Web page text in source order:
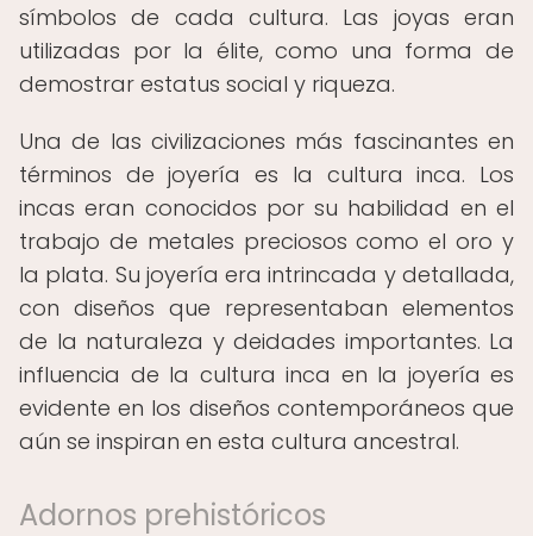
símbolos de cada cultura. Las joyas eran
utilizadas por la élite, como una forma de
demostrar estatus social y riqueza.
Una de las civilizaciones más fascinantes en
términos de joyería es la cultura inca. Los
incas eran conocidos por su habilidad en el
trabajo de metales preciosos como el oro y
la plata. Su joyería era intrincada y detallada,
con diseños que representaban elementos
de la naturaleza y deidades importantes. La
influencia de la cultura inca en la joyería es
evidente en los diseños contemporáneos que
aún se inspiran en esta cultura ancestral.
Adornos prehistóricos